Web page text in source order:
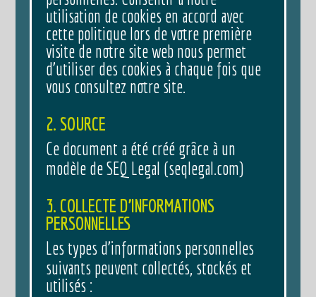
utilisation de cookies en accord avec
cette politique lors de votre première
visite de notre site web nous permet
d’utiliser des cookies à chaque fois que
vous consultez notre site.
2. SOURCE
Ce document a été créé grâce à un
modèle de SEQ Legal (seqlegal.com)
3. COLLECTE D’INFORMATIONS
PERSONNELLES
Les types d’informations personnelles
suivants peuvent collectés, stockés et
utilisés :